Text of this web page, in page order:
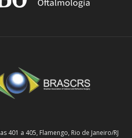
401 a 405, Flamengo, Rio de Janeiro/RJ